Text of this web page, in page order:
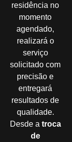
residência no
momento
agendado,
realizará o
serviço
solicitado com
precisão e
entregará
resultados de
qualidade.
Desde a troca
de